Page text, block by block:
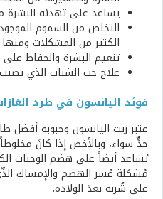
يساعد على تهدئة البشرة
التخلص من السموم
الكثير من المشكلات ومنها
تنعيم البشرة والحفاظ على
علاج حب الشباب الذي
فوئد اليانسون في طرد
عتبر زيت اليانسون وحبوبه أفضل
حدٍّ سواء، وبالأخص إذا كانَ
يُساعد أيضاً على هضم الوجبات
مُشكلة عُسر الهضم والإمساك
على شُربه بعدَ الولادة.